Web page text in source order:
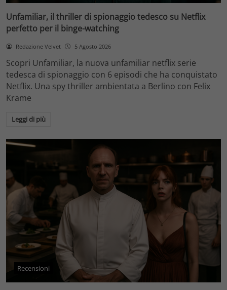
Unfamiliar, il thriller di spionaggio tedesco su Netflix
perfetto per il binge-watching
Redazione Velvet 5 Agosto 2026
Scopri Unfamiliar, la nuova unfamiliar netflix serie
tedesca di spionaggio con 6 episodi che ha conquistato
Netflix. Una spy thriller ambientata a Berlino con Felix
Krame
Leggi di più
Recensioni